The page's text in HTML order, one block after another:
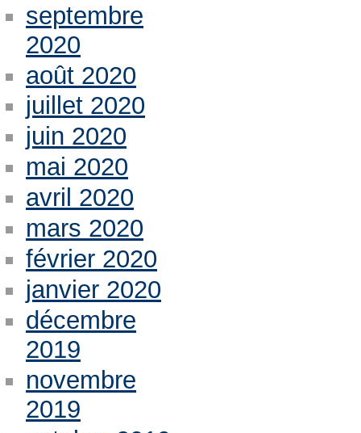
septembre
2020
août 2020
juillet 2020
juin 2020
mai 2020
avril 2020
mars 2020
février 2020
janvier 2020
décembre
2019
novembre
2019